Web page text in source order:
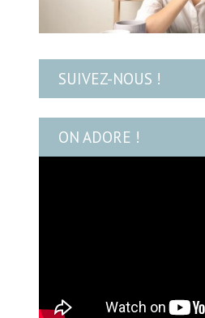
SUIVEZ-NOUS !
ON ADORE !